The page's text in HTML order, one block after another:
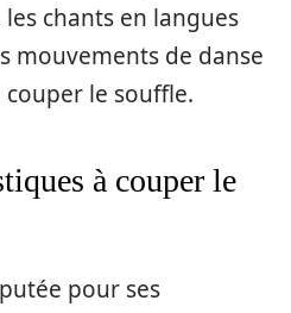
chants en langues
mouvements de danse
le souffle.
à couper le
pour ses